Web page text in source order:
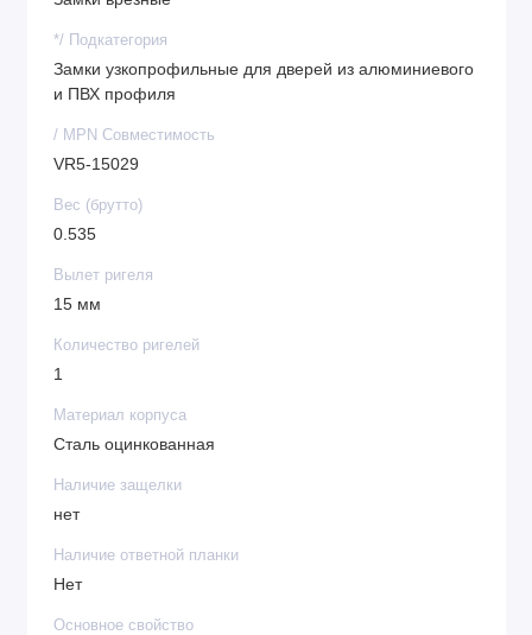
*/ Подкатегория
Замки узкопрофильные для дверей из алюминиевого
и ПВХ профиля
/ MPN Совместимость
VR5-15029
Вес (брутто)
0.535
Вылет ригеля
15 мм
Количество ригелей
1
Материал корпуса
Сталь оцинкованная
Наличие защелки
нет
Наличие ответной планки
Нет
Основное свойство